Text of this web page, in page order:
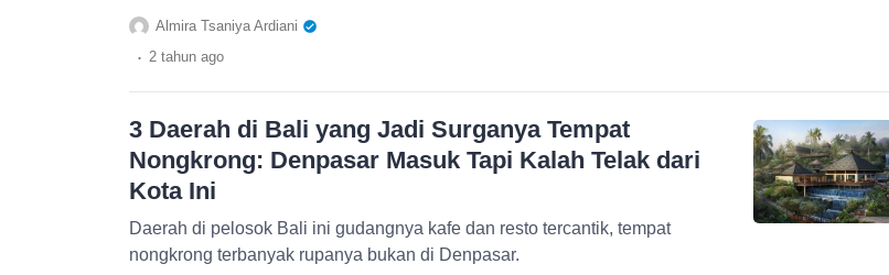
Almira Tsaniya Ardiani
. 2 tahun ago
3 Daerah di Bali yang Jadi Surganya Tempat
Nongkrong: Denpasar Masuk Tapi Kalah Telak dari
Kota Ini
Daerah di pelosok Bali ini gudangnya kafe dan resto tercantik, tempat
nongkrong terbanyak rupanya bukan di Denpasar.